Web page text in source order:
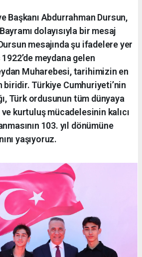
Başkanı Abdurrahman Dursun,
dolayısıyla bir mesaj
mesajında şu ifadelere yer
meydana gelen
Muharebesi, tarihimizin en
biridir. Türkiye Cumhuriyeti’nin
Türk ordusunun tüm dünyaya
kurtuluş mücadelesinin kalıcı
103. yıl dönümüne
yaşıyoruz.